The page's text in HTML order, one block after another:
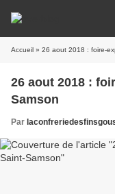
Accueil » 26 aout 2018 : foire-
26 aout 2018 :
Samson
Par